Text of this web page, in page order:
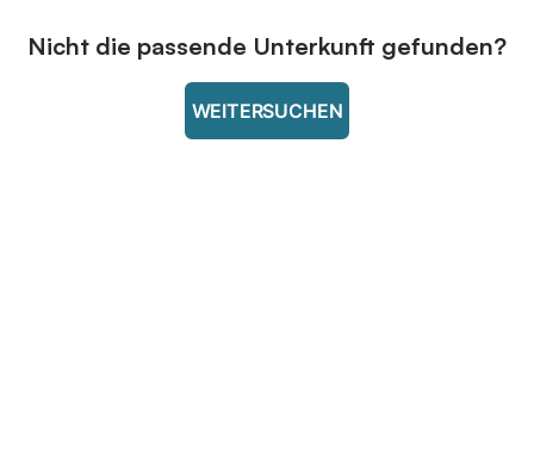
Nicht die passende Unterkunft gefunden?
WEITERSUCHEN